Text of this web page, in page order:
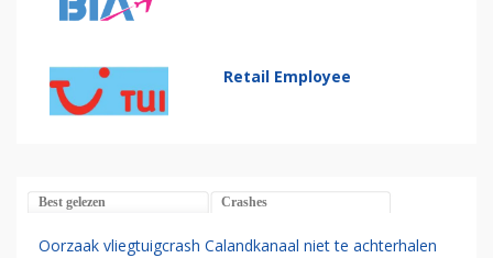
Retail Employee
Best gelezen Crashes
Oorzaak vliegtuigcrash Calandkanaal niet te achterhalen